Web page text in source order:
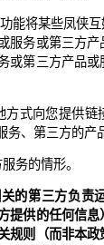
功能将某些凤侠
服务或第三方
或第三方产品
方式向您提供
务、第三方的产
务的情形。
的第三方负责
提供的任何信
规则（而非本